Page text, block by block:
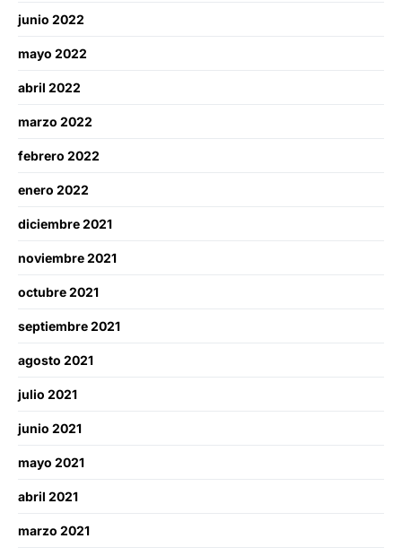
junio 2022
mayo 2022
abril 2022
marzo 2022
febrero 2022
enero 2022
diciembre 2021
noviembre 2021
octubre 2021
septiembre 2021
agosto 2021
julio 2021
junio 2021
mayo 2021
abril 2021
marzo 2021